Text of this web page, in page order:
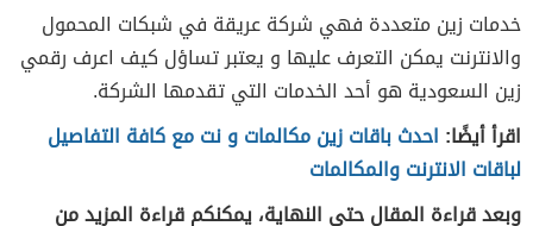
خدمات زين متعددة فهي شركة عريقة في شبكات المحمول
والانترنت يمكن التعرف عليها و يعتبر تساؤل كيف اعرف رقمي
زين السعودية هو أحد الخدمات التي تقدمها الشركة.
اقرأ أيضًا: احدث باقات زين مكالمات و نت مع كافة التفاصيل
لباقات الانترنت والمكالمات
وبعد قراءة المقال حتى النهاية، يمكنكم قراءة المزيد من